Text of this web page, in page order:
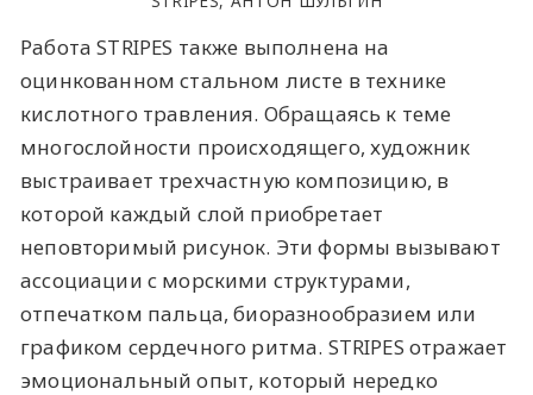
Работа STRIPES также выполнена на
оцинкованном стальном листе в технике
кислотного травления. Обращаясь к теме
многослойности происходящего, художник
выстраивает трехчастную композицию, в
которой каждый слой приобретает
неповторимый рисунок. Эти формы вызывают
ассоциации с морскими структурами,
отпечатком пальца, биоразнообразием или
графиком сердечного ритма. STRIPES отражает
эмоциональный опыт, который нередко